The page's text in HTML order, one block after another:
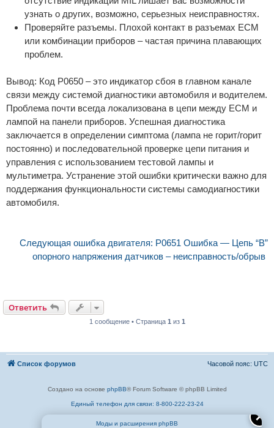
✕
узнать о других, возможно, серьезных неисправностях.
Проверяйте разъемы. Плохой контакт в разъемах ECM
или комбинации приборов – частая причина плавающих
проблем.
Вывод: Код P0650 – это индикатор сбоя в главном канале
связи между системой диагностики автомобиля и водителем.
Проблема почти всегда локализована в цепи между ECM и
лампой на панели приборов. Успешная диагностика
заключается в определении симптома (лампа не горит/горит
постоянно) и последовательной проверке цепи питания и
управления с использованием тестовой лампы и
мультиметра. Устранение этой ошибки критически важно для
поддержания функциональности системы самодиагностики
автомобиля.
Следующая ошибка двигателя: P0651 Ошибка — Цепь “B”
опорного напряжения датчиков – неисправность/обрыв
Ответить
1 сообщение • Страница 1 из 1
Список форумов Часовой пояс: UTC
Создано на основе phpBB® Forum Software © phpBB Limited
Единый телефон для связи: 8-800-222-23-24
Моды и расширения phpBB